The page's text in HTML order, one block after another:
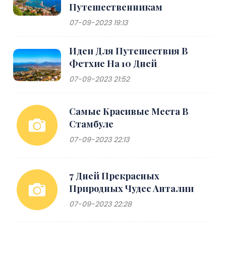
Путешественникам
07-09-2023 19:13
Идеи Для Путешествия В
Фетхие На 10 Дней
07-09-2023 21:52
Самые Красивые Места В
Стамбуле
07-09-2023 22:13
7 Дней Прекрасных
Природных Чудес Анталии
07-09-2023 22:28